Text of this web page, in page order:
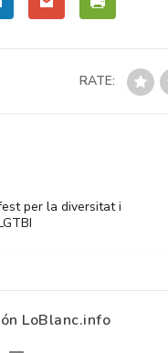
RATE:
per la diversitat i
LoBlanc.info